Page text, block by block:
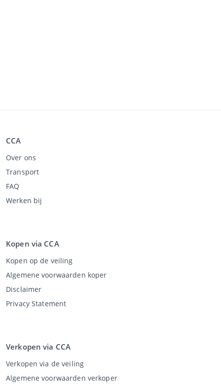
CCA
Over ons
Transport
FAQ
Werken bij
Kopen via CCA
Kopen op de veiling
Algemene voorwaarden koper
Disclaimer
Privacy Statement
Verkopen via CCA
Verkopen via de veiling
Algemene voorwaarden verkoper